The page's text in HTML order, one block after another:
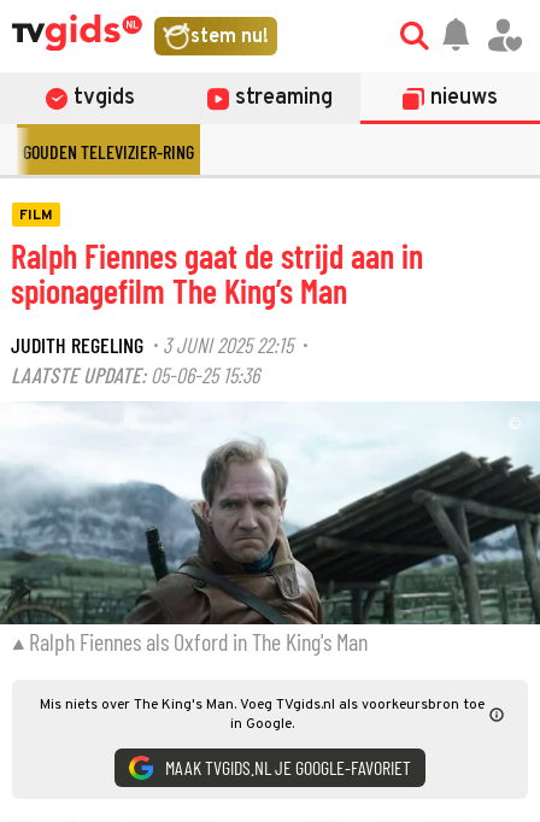
stem nu!
tvgids streaming nieuws
GOUDEN TELEVIZIER-RING
FILM
Ralph Fiennes gaat de strijd aan in
spionagefilm The King’s Man
JUDITH REGELING · 3 JUNI 2025 22:15·
LAATSTE UPDATE: 05-06-25 15:36
©
Ralph Fiennes als Oxford in The King's Man
Mis niets over The King's Man. Voeg TVgids.nl als voorkeursbron toe
in Google.
MAAK TVGIDS.NL JE GOOGLE-FAVORIET